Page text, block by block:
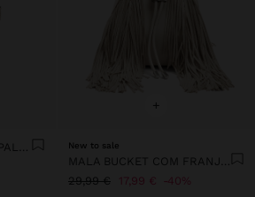
MALA BUCKET EFEITO PALHA COM PENDURO
+
New to sale
MALA BUCKET COM FRANJAS COMPRIDAS
29,99 €
17,99 € 40%